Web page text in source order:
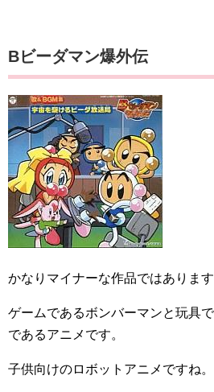
Bビーダマン爆外伝
かなりマイナーな作品ではあります
ゲームであるボンバーマンと玩具
であるアニメです。
子供向けのロボットアニメですね。